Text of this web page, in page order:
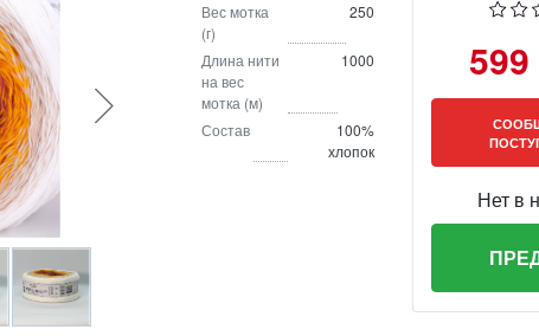
Вес мотка
(г)
250
Длина нити
на вес
мотка (м)
1000
Состав
100%
хлопок
Нет в